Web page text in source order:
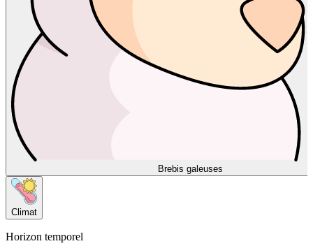
Brebis galeuses
Climat
Horizon temporel